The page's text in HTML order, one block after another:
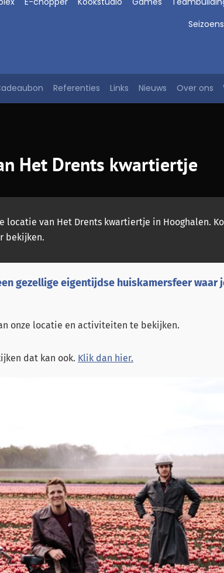
Referenties Links Nieuws Over ons
Het Drents kwartiertje
locatie van Het Drents kwartiertje in Hooghalen.
bekijken.
gezellige eigentijdse huiskamersfeer waar
onze locatie en activiteiten te bekijken.
dat kan ook. Klik dan hier.